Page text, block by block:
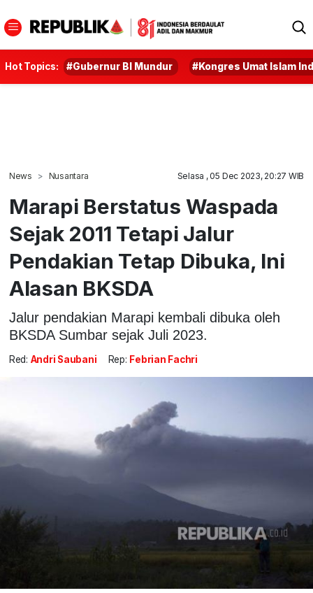
Hot Topics: #Gubernur BI Mundur #Kongres Umat Islam
News Nusantara Selasa , 05 Dec 2023, 20:27 WIB
Marapi Berstatus Waspada
Sejak 2011 Tetapi Jalur
Pendakian Tetap Dibuka, Ini
Alasan BKSDA
Jalur pendakian Marapi kembali dibuka oleh
BKSDA Sumbar sejak Juli 2023.
Red: Andri Saubani Rep: Febrian Fachri